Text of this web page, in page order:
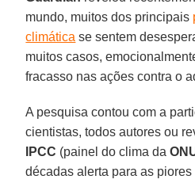
mundo, muitos dos principais
climática se sentem
muitos casos,
fracasso nas ações contra o
A pesquisa contou com a
cientistas, todos autores ou
IPCC (painel do clima da
décadas alerta para as